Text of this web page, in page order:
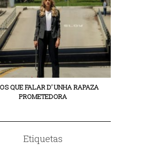
QUE FALAR D’ UNHA RAPAZA
PROMETEDORA
Etiquetas